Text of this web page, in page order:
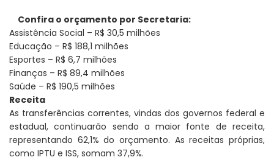
Confira o orçamento por Secretaria:
Assistência Social – R$ 30,5 milhões
Educação – R$ 188,1 milhões
Esportes – R$ 6,7 milhões
Finanças – R$ 89,4 milhões
Saúde – R$ 190,5 milhões
Receita
As transferências correntes, vindas dos governos federal e
estadual, continuarão sendo a maior fonte de receita,
representando 62,1% do orçamento. As receitas próprias,
como IPTU e ISS, somam 37,9%.